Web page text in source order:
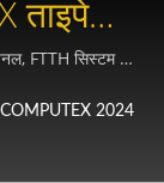
ताइपे
सेंटर
FTTH सिस्टम और
COMPUTEX 2024